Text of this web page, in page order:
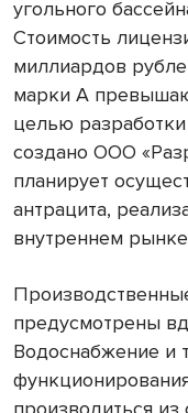
угольного
Стоимость
миллиардов
марки А
целью
создано ООО
планирует
антрацита,
внутреннем
предусмотрены
Водоснабжение и